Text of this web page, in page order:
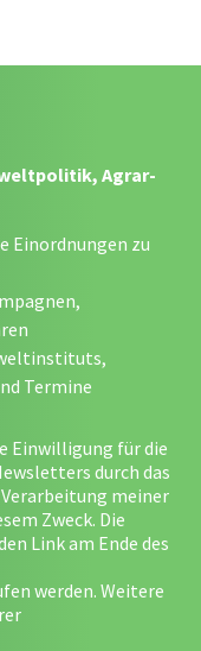
Agrar-
Einordnungen zu
Termine
Einwilligung für die
durch das
meiner
Zweck. Die
Link am Ende des
werden. Weitere